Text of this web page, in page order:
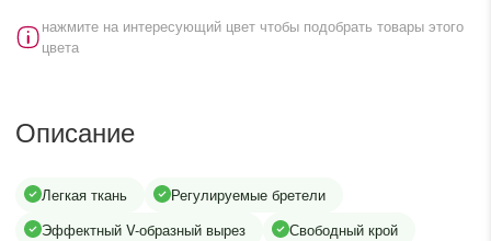
KZT RUB
нажмите на интересующий цвет чтобы подобрать товары этого
цвета
Описание
Легкая ткань
Регулируемые бретели
Эффектный V-образный вырез
Свободный крой